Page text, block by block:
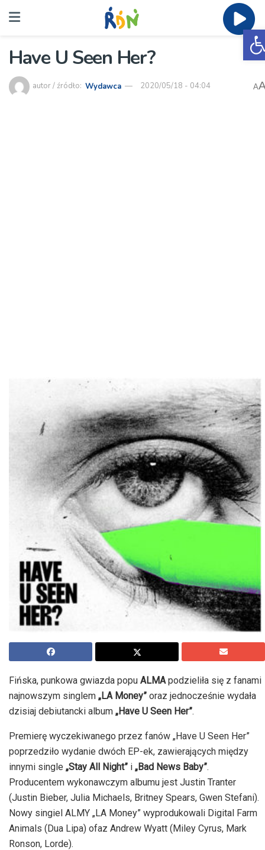
Have U Seen Her?
autor / źródło: Wydawca 2020/05/18 - 04:04 A
Fińska, punkowa gwiazda popu ALMA podzieliła się z fanami
najnowszym singlem „LA Money” oraz jednocześnie wydała
dzisiaj debiutancki album „Have U Seen Her”.
Premierę wyczekiwanego przez fanów „Have U Seen Her”
poprzedziło wydanie dwóch EP-ek, zawierających między
innymi single „Stay All Night” i „Bad News Baby”.
Producentem wykonawczym albumu jest Justin Tranter
(Justin Bieber, Julia Michaels, Britney Spears, Gwen Stefani).
Nowy singiel ALMY „LA Money” wyprodukowali Digital Farm
Animals (Dua Lipa) ofaz Andrew Wyatt (Miley Cyrus, Mark
Ronson, Lorde).